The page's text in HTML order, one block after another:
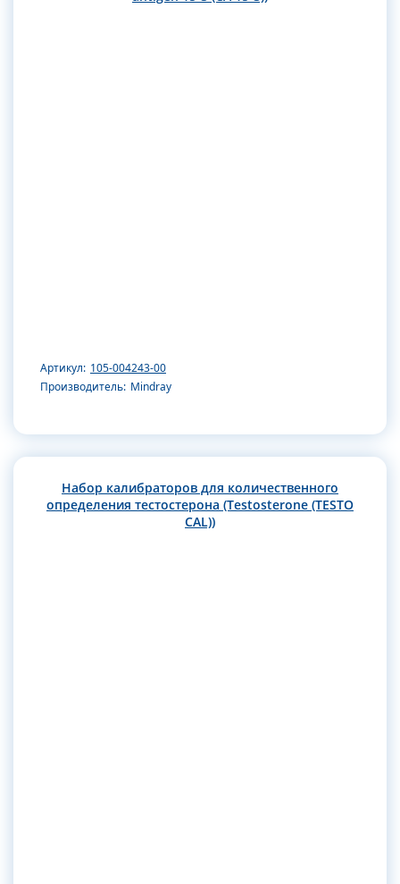
Артикул: 105-004243-00
Производитель: Mindray
Набор калибраторов для количественного
определения тестостерона (Testosterone (TESTO
CAL))